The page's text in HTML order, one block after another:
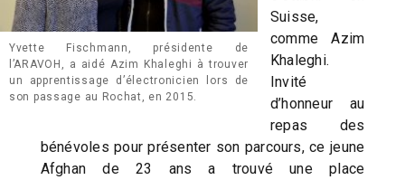
Yvette Fischmann, présidente de
l’ARAVOH, a aidé Azim Khaleghi à trouver
un apprentissage d’électronicien lors de
son passage au Rochat, en 2015.
Suisse,
comme Azim
Khaleghi.
Invité
d’honneur au
repas des
bénévoles pour présenter son parcours, ce jeune
Afghan de 23 ans a trouvé une place